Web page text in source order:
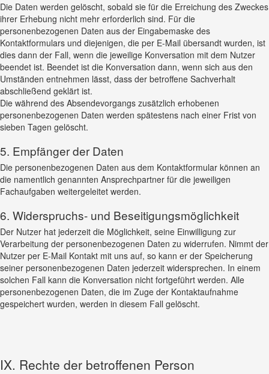
Die Daten werden gelöscht, sobald sie für die Erreichung des Zweckes
ihrer Erhebung nicht mehr erforderlich sind. Für die
personenbezogenen Daten aus der Eingabemaske des
Kontaktformulars und diejenigen, die per E-Mail übersandt wurden, ist
dies dann der Fall, wenn die jeweilige Konversation mit dem Nutzer
beendet ist. Beendet ist die Konversation dann, wenn sich aus den
Umständen entnehmen lässt, dass der betroffene Sachverhalt
abschließend geklärt ist.
Die während des Absendevorgangs zusätzlich erhobenen
personenbezogenen Daten werden spätestens nach einer Frist von
sieben Tagen gelöscht.
5. Empfänger der Daten
Die personenbezogenen Daten aus dem Kontaktformular können an
die namentlich genannten Ansprechpartner für die jeweiligen
Fachaufgaben weitergeleitet werden.
6. Widerspruchs- und Beseitigungsmöglichkeit
Der Nutzer hat jederzeit die Möglichkeit, seine Einwilligung zur
Verarbeitung der personenbezogenen Daten zu widerrufen. Nimmt der
Nutzer per E-Mail Kontakt mit uns auf, so kann er der Speicherung
seiner personenbezogenen Daten jederzeit widersprechen. In einem
solchen Fall kann die Konversation nicht fortgeführt werden. Alle
personenbezogenen Daten, die im Zuge der Kontaktaufnahme
gespeichert wurden, werden in diesem Fall gelöscht.
IX. Rechte der betroffenen Person